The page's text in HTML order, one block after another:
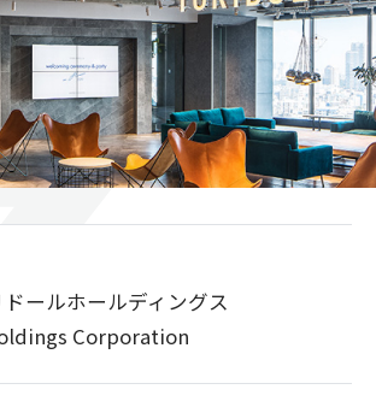
ールホールディングス
Corporation